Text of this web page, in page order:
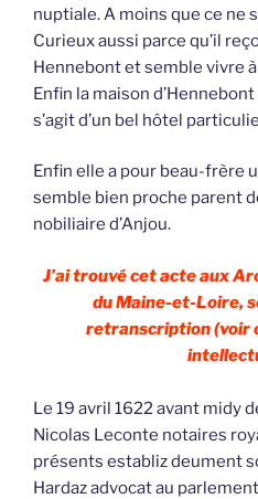
nuptiale. A moins que ce ne
Curieux aussi parce qu’il
Hennebont et semble vivre
Enfin la maison
s’agit d’un bel hôtel
Enfin elle a pour beau-frère
semble bien proche parent
nobiliaire d’Anjou.
J’ai trouvé cet acte aux
du Maine-et-Loire,
retranscription (voir
Le 19 avril 1622 avant midy
Nicolas Leconte notaires
présents establiz deument
Hardaz advocat au